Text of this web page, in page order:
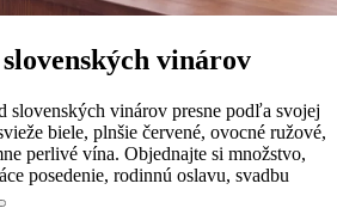
vinárov
slovenských vinárov presne podľa svojej
biele, plnšie červené, ovocné ružové,
perlivé vína. Objednajte si množstvo,
posedenie, rodinnú oslavu, svadbu